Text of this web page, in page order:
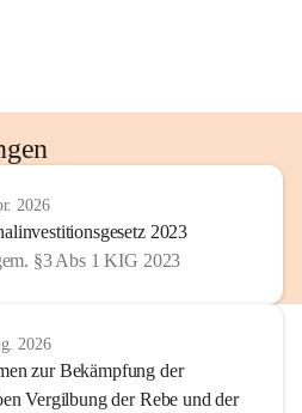
2026
2023
§3 Abs 1 KIG 2023
2026
zur Bekämpfung der
Vergilbung der Rebe und der